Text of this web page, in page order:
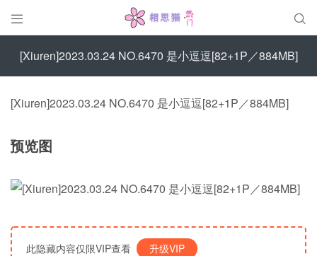
 
[Xiuren]2023.03.24 NO.6470 是小逗逗[82+1P／884MB]
[Xiuren]2023.03.24 NO.6470 是小逗逗[82+1P／884MB]
预览图
此隐藏内容仅限VIP查看 升级VIP